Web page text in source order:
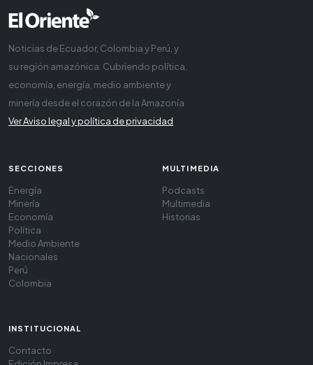
Noticias de Ecuador, Colombia y Perú, y
su región amazónica. Cubriendo política,
economía, energía, medio ambiente y
minería desde el corazón de la Amazonía
Ver Aviso legal y política de privacidad
SECCIONES
Energía
Minería
Economía
Política
Medio Ambiente
Nacionales
Perú
Colombia
MULTIMEDIA
Podcasts
Multimedia
Historias
INSTITUCIONAL
Contacto